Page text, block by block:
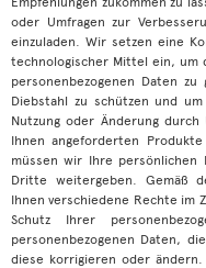
oder Umfragen zur
einzuladen. Wir setzen eine
technologischer Mittel ein, um
personenbezogenen Daten
Diebstahl zu schützen und
Nutzung oder Änderung
Ihnen angeforderten
müssen wir Ihre persönlichen
Dritte weitergeben. Gemäß
Ihnen verschiedene Rechte im
Schutz Ihrer
personenbezogenen Daten,
diese korrigieren oder